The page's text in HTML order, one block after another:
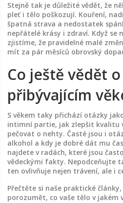
Stejně tak je důležité vědět, že
pleť i tělo poškozují. Kouření,
špatná strava a nedostatek
nepřátelé krásy i zdraví. Když se
zjistíme, že pravidelné malé
mít za pár měsíců obrovský
Co ještě vědět
přibývajícím
S věkem taky přichází otázky
intimní partie, jak zlepšit kvalitu
pečovat o nehty. Časté jsou i
alkohol a kdy je dobré dát mu
najdete v radách, které jsou
vědeckými fakty. Nepodceňujte
ten ovlivňuje nejen trávení, ale i
Přečtěte si naše praktické
porozumět, co vaše tělo v jakém